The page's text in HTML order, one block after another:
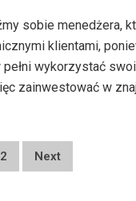
sobie menedżera,
klientami,
pełni wykorzystać
zainwestować w
2 Next